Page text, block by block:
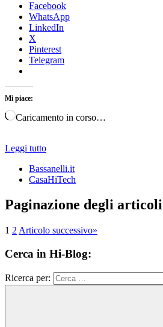
Facebook
WhatsApp
LinkedIn
X
Pinterest
Telegram
Mi piace:
Caricamento in corso…
Leggi tutto
Bassanelli.it
CasaHiTech
Paginazione degli articoli
1 2 Articolo successivo»
Cerca in Hi-Blog:
Ricerca per: